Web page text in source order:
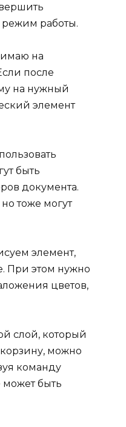
режим работы.
на
после
на нужный
элемент
быть
документа.
тоже могут
элемент,
При этом нужно
цветов,
слой, который
можно
команду
может быть